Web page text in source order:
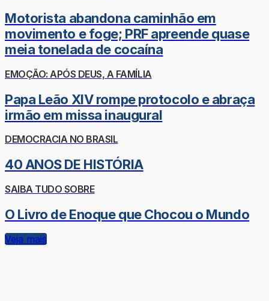
Motorista abandona caminhão em
movimento e foge; PRF apreende quase
meia tonelada de cocaína
EMOÇÃO: APÓS DEUS, A FAMÍLIA
Papa Leão XIV rompe protocolo e abraça
irmão em missa inaugural
DEMOCRACIA NO BRASIL
40 ANOS DE HISTÓRIA
SAIBA TUDO SOBRE
O Livro de Enoque que Chocou o Mundo
Veja mais